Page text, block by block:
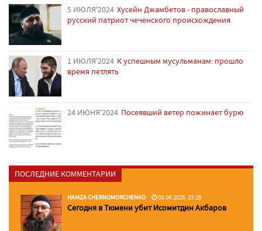
5 ИЮЛЯ'2024 Хусейн Джамбетов - православный
русский патриот чеченского происхождения
1 ИЮЛЯ'2024 К успешным мусульманам: прошло
время петлять
24 ИЮНЯ'2024 Посеявший ветер пожинает бурю
ПОСЛЕДНИЕ КОММЕНТАРИИ
HAMZA CHERNOMORCHENKO 03.06.2026, 23:29
Сегодня в Тюмени убит Исомитдин Акбаров